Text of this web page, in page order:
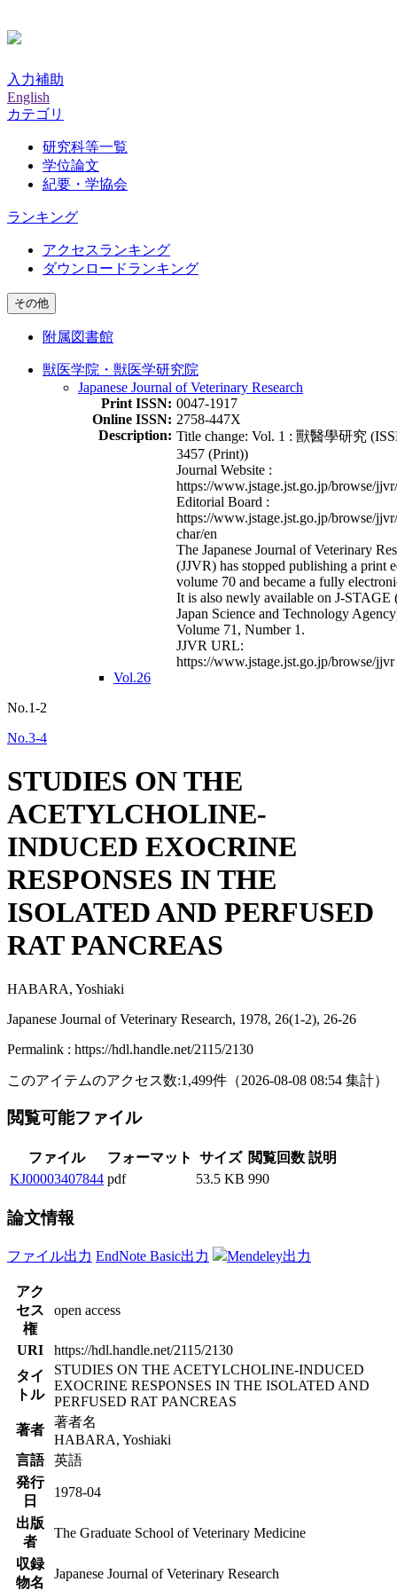
入力補助
English
カテゴリ
研究科等一覧
学位論文
紀要・学協会
ランキング
アクセスランキング
ダウンロードランキング
その他
附属図書館
獣医学院・獣医学研究院
Japanese Journal of Veterinary Research
Print ISSN: 0047-1917
Online ISSN: 2758-447X
Description: Title change: Vol. 1 : 獸醫學研究
3457 (Print))
Journal Website :
https://www.jstage.jst.go.jp/browse/
Editorial Board :
https://www.jstage.jst.go.jp/browse/
char/en
The Japanese Journal of Veterinary
(JJVR) has stopped publishing a print
volume 70 and became a fully
It is also newly available on J-STAGE
Japan Science and Technology
Volume 71, Number 1.
JJVR URL:
https://www.jstage.jst.go.jp/browse/jjvr
Vol.26
No.1-2
No.3-4
STUDIES ON THE
ACETYLCHOLINE-
INDUCED EXOCRINE
RESPONSES IN THE
ISOLATED AND PERFUSED
RAT PANCREAS
HABARA, Yoshiaki
Japanese Journal of Veterinary Research, 1978, 26(1-2), 26-26
Permalink : https://hdl.handle.net/2115/2130
このアイテムのアクセス数:1,499件 （2026-08-08 08:54 集計）
閲覧可能ファイル
ファイル フォーマット サイズ 閲覧回数 説明
KJ00003407844 pdf 53.5 KB 990
論文情報
ファイル出力 EndNote Basic出力 Mendeley出力
アク
セス
権
open access
URI
https://hdl.handle.net/2115/2130
タイ
トル
STUDIES ON THE ACETYLCHOLINE-INDUCED
EXOCRINE RESPONSES IN THE ISOLATED AND
PERFUSED RAT PANCREAS
著者
著者名
HABARA, Yoshiaki
言語
英語
発行
日
1978-04
出版
者
The Graduate School of Veterinary Medicine
収録
物名
Japanese Journal of Veterinary Research